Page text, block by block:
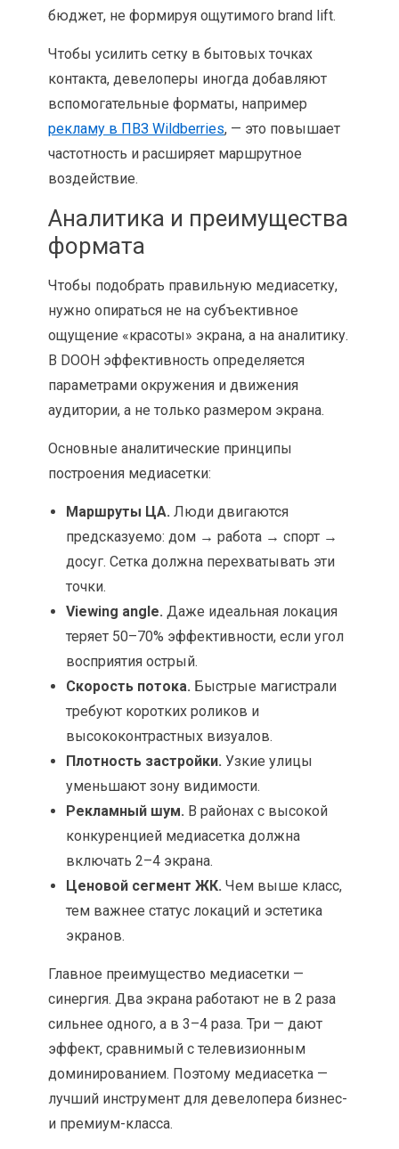
бюджет, не формируя ощутимого brand lift.
Чтобы усилить сетку в бытовых точках
контакта, девелоперы иногда добавляют
вспомогательные форматы, например
рекламу в ПВЗ Wildberries, — это повышает
частотность и расширяет маршрутное
воздействие.
Аналитика и преимущества
формата
Чтобы подобрать правильную медиасетку,
нужно опираться не на субъективное
ощущение «красоты» экрана, а на аналитику.
В DOOH эффективность определяется
параметрами окружения и движения
аудитории, а не только размером экрана.
Основные аналитические принципы
построения медиасетки:
Маршруты ЦА. Люди двигаются
предсказуемо: дом → работа → спорт →
досуг. Сетка должна перехватывать эти
точки.
Viewing angle. Даже идеальная локация
теряет 50–70% эффективности, если угол
восприятия острый.
Скорость потока. Быстрые магистрали
требуют коротких роликов и
высококонтрастных визуалов.
Плотность застройки. Узкие улицы
уменьшают зону видимости.
Рекламный шум. В районах с высокой
конкуренцией медиасетка должна
включать 2–4 экрана.
Ценовой сегмент ЖК. Чем выше класс,
тем важнее статус локаций и эстетика
экранов.
Главное преимущество медиасетки —
синергия. Два экрана работают не в 2 раза
сильнее одного, а в 3–4 раза. Три — дают
эффект, сравнимый с телевизионным
доминированием. Поэтому медиасетка —
лучший инструмент для девелопера бизнес-
и премиум-класса.